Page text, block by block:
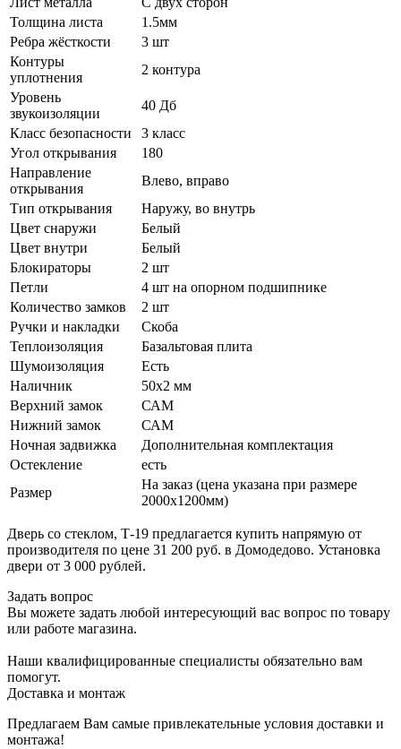
Толщина листа
1.5мм
Ребра жёсткости
3 шт
Контуры
уплотнения
2 контура
Уровень
звукоизоляции
40 Дб
Класс безопасности
3 класс
Угол открывания
180
Направление
открывания
Влево, вправо
Тип открывания
Наружу, во внутрь
Цвет снаружи
Белый
Цвет внутри
Белый
Блокираторы
2 шт
Петли
4 шт на опорном подшипнике
Количество замков
2 шт
Ручки и накладки
Скоба
Теплоизоляция
Базальтовая плита
Шумоизоляция
Есть
Наличник
50х2 мм
Верхний замок
САМ
Нижний замок
САМ
Ночная задвижка
Дополнительная комплектация
Остекление
есть
Размер
На заказ (цена указана при размере
2000х1200мм)
Дверь со стеклом, Т-19 предлагается купить напрямую от
производителя по цене 31 200 руб. в Домодедово. Установка
двери от 3 000 рублей.
Задать вопрос
Вы можете задать любой интересующий вас вопрос по товару
или работе магазина.
Наши квалифицированные специалисты обязательно вам
помогут.
Доставка и монтаж
Предлагаем Вам самые привлекательные условия доставки и
монтажа!